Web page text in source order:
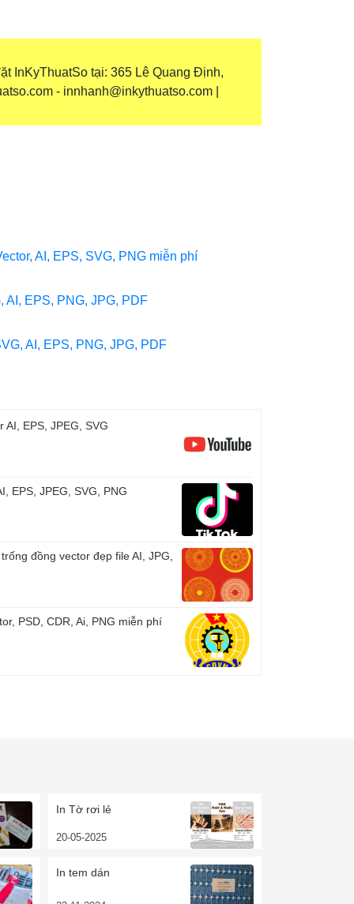
InKyThuatSo tại: 365 Lê Quang Định,
- innhanh@inkythuatso.com |
AI, EPS, SVG, PNG miễn phí
AI, EPS, PNG, JPG, PDF
AI, EPS, PNG, JPG, PDF
EPS, JPEG, SVG
EPS, JPEG, SVG, PNG
đồng vector đẹp file AI, JPG,
PSD, CDR, Ai, PNG miễn phí
In Tờ rơi lẻ
20-05-2025
In tem dán